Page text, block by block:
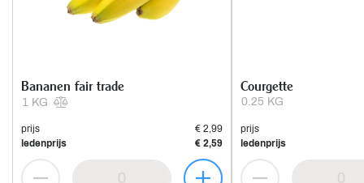
1 KG
Bananen fair trade
prijs
€ 2,99
ledenprijs
€ 2,59
0.25 KG
Courgette
prijs
ledenprijs